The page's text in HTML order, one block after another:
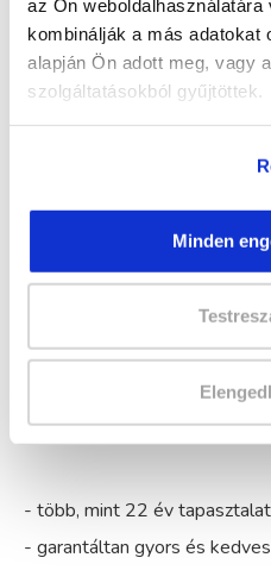
az Ön
kombinálják a más adatokat
alapján Ön adott meg, vagy
szolgáltatásokból gyűjtöttek.
Minden
vagy vállalkozóként,
megrendelő által igényelt
Az oktatási helyszíneken
és ledes tükröt biztosítunk.
sikeres vizsga után
Válassz várost, majd
érdeklődésedet/
részt vehess képzésünkön.
Miért
- több, mint 22 év
- garantáltan gyors és